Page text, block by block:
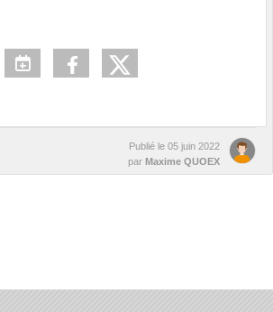
Publié le 05 juin 2022
par Maxime QUOEX